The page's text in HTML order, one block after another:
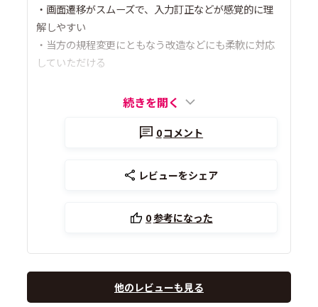
・画面遷移がスムーズで、入力訂正などが感覚的に理
解しやすい
・当方の規程変更にともなう改造などにも柔軟に対応
していただける
続きを開く
0コメント
レビューをシェア
0参考になった
他のレビューも見る